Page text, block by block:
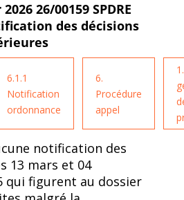
26/00159 SPDRE
des décisions
6.1.1
Notification
ordonnance
6.
Procédure
appel
notification des
13 mars et 04
qui figurent au dossier